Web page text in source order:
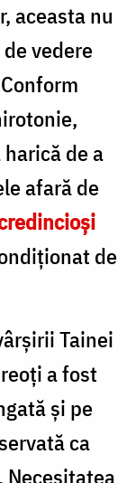
aceasta nu
vedere
de a
afară de
de
Tainei
a fost
și pe
ca
Necesitatea